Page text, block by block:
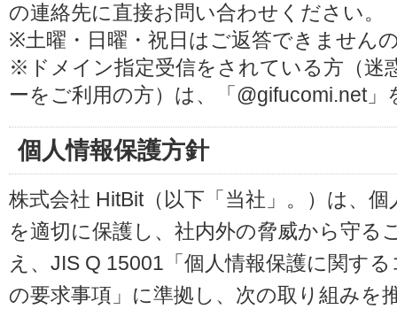
の連絡先に直接お問い合わせください。
※土曜・日曜・祝日はご返答できません
※ドメイン指定受信をされている方（迷
ーをご利用の方）は、「@gifucomi.net
個人情報保護方針
株式会社 HitBit（以下「当社」。）は、
を適切に保護し、社内外の脅威から守る
え、JIS Q 15001「個人情報保護に関す
の要求事項」に準拠し、次の取り組みを